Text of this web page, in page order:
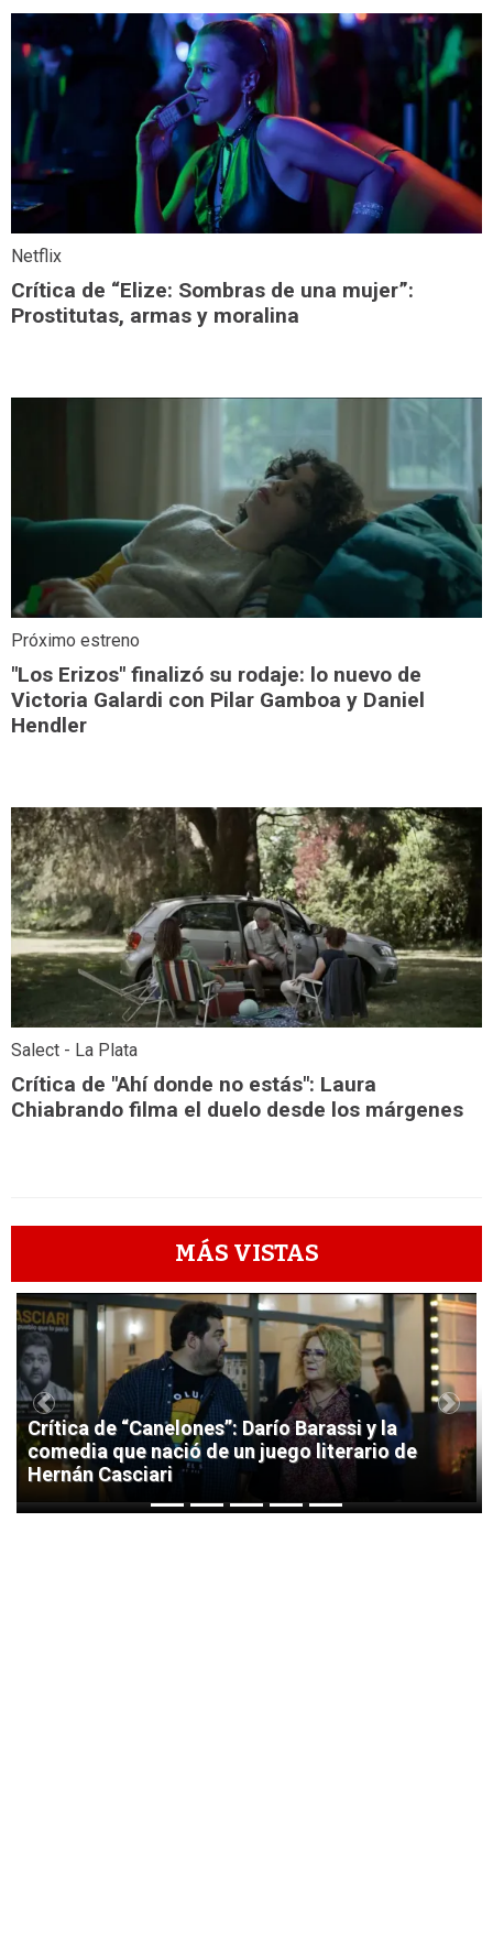
Netflix
Crítica de “Elize: Sombras de una mujer”:
Prostitutas, armas y moralina
Próximo estreno
"Los Erizos" finalizó su rodaje: lo nuevo de
Victoria Galardi con Pilar Gamboa y Daniel
Hendler
Salect - La Plata
Crítica de "Ahí donde no estás": Laura
Chiabrando filma el duelo desde los márgenes
MÁS VISTAS
1
Crítica de “Canelones”: Darío Barassi y la
comedia que nació de un juego literario de
Hernán Casciari
Previous Next